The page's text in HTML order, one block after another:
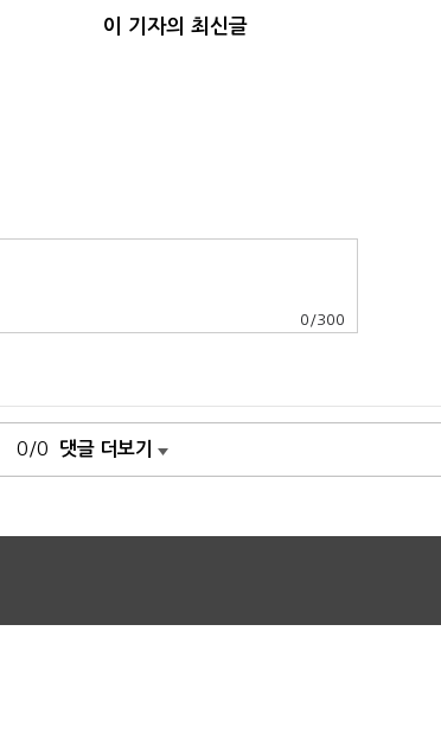
이 기자의 최신글
0 /300
0/0 댓글 더보기